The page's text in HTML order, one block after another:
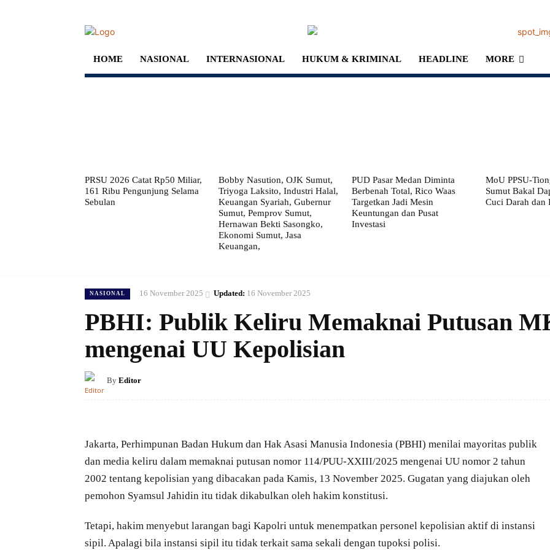
HOME NASIONAL INTERNASIONAL HUKUM & KRIMINAL HEADLINE MORE
PRSU 2026 Catat Rp50 Miliar,
161 Ribu Pengunjung Selama
Sebulan
Bobby Nasution, OJK Sumut,
Triyoga Laksito, Industri Halal,
Keuangan Syariah, Gubernur
Sumut, Pemprov Sumut,
Hernawan Bekti Sasongko,
Ekonomi Sumut, Jasa
Keuangan,
PUD Pasar Medan Diminta
Berbenah Total, Rico Waas
Targetkan Jadi Mesin
Keuntungan dan Pusat
Investasi
MoU PPSU-
Sumut Bakal
Cuci Darah dan
NASIONAL 16 November 2025 Updated: 16 November 2025
PBHI: Publik Keliru Memaknai Putusan
mengenai UU Kepolisian
By Editor
Jakarta, Perhimpunan Badan Hukum dan Hak Asasi Manusia Indonesia (PBHI) menilai mayoritas publik
dan media keliru dalam memaknai putusan nomor 114/PUU-XXIII/2025 mengenai UU nomor 2 tahun
2002 tentang kepolisian yang dibacakan pada Kamis, 13 November 2025. Gugatan yang diajukan oleh
pemohon Syamsul Jahidin itu tidak dikabulkan oleh hakim konstitusi.
Tetapi, hakim menyebut larangan bagi Kapolri untuk menempatkan personel kepolisian aktif di instansi
sipil. Apalagi bila instansi sipil itu tidak terkait sama sekali dengan tupoksi polisi.